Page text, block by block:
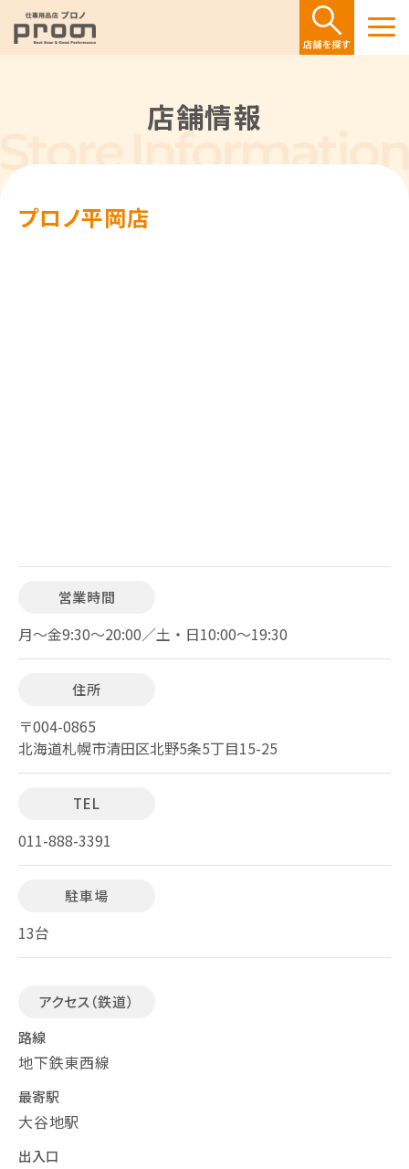
店舗情報
プロノ平岡店
営業時間
月～金9:30～20:00／土・日10:00～19:30
住所
〒004-0865
北海道札幌市清田区北野5条5丁目15-25
TEL
011-888-3391
駐車場
13台
アクセス（鉄道）
路線
地下鉄東西線
最寄駅
大谷地駅
出入口